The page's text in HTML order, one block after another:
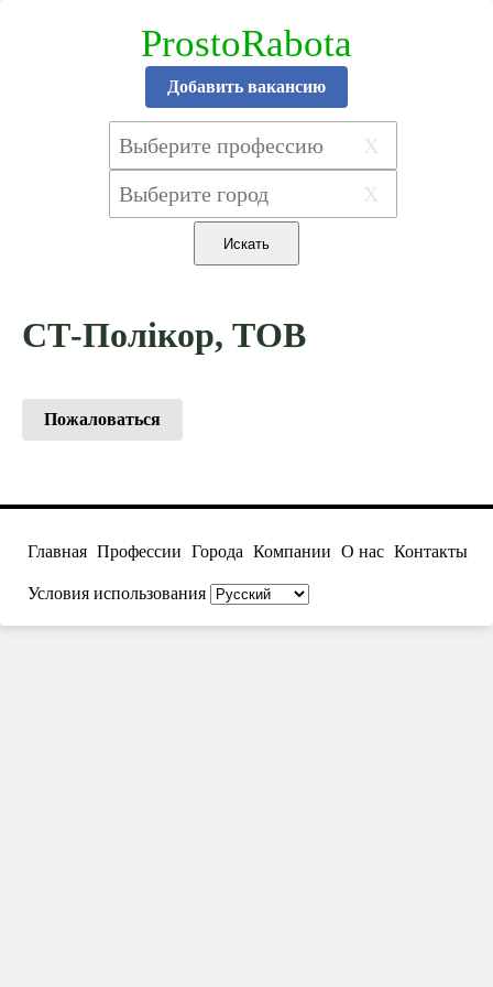
ProstoRabota
Добавить вакансию
X
X
СТ-Полікор, ТОВ
Пожаловаться
Главная Профессии Города Компании О нас Контакты
Условия использования